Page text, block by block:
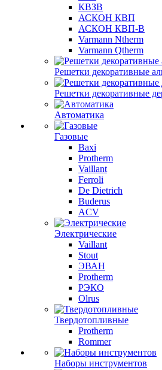
КВЗВ
АСКОН КВП
АСКОН КВП-В
Varmann Ntherm
Varmann Qtherm
Решетки декоративные
Решетки декоративные
Автоматика
Газовые
Baxi
Protherm
Vaillant
Ferroli
De Dietrich
Buderus
ACV
Электрические
Vaillant
Stout
ЭВАН
Protherm
РЭКО
Olrus
Твердотопливные
Protherm
Rommer
Наборы инструментов